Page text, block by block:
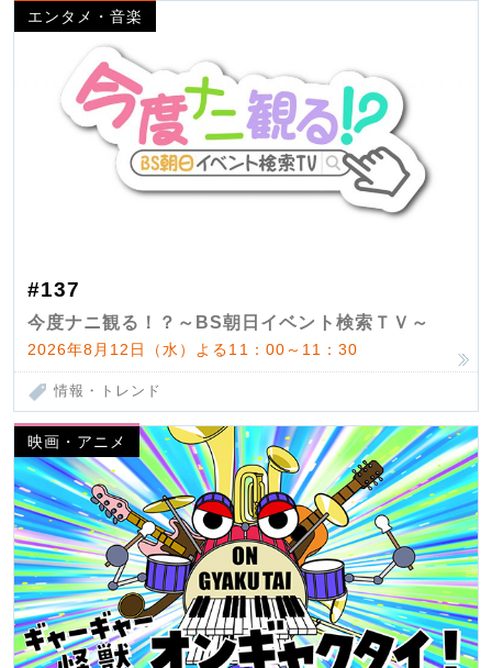
エンタメ・音楽
#137
今度ナニ観る！？～BS朝日イベント検索ＴＶ～
2026年8月12日（水）よる11：00～11：30
情報・トレンド
映画・アニメ